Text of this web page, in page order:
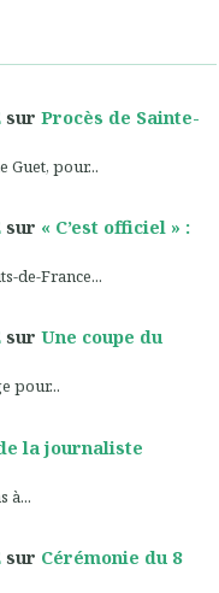
sur Procès de Sainte-
Guet, pour...
sur « C’est officiel » :
de-France...
sur Une coupe du
pour...
la journaliste
à...
sur Cérémonie du 8